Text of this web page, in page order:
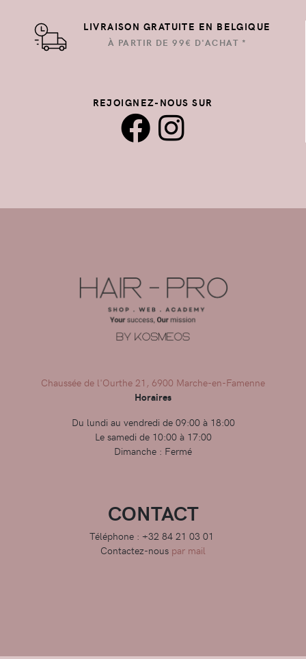
LIVRAISON GRATUITE EN BELGIQUE
À PARTIR DE 99€ D'ACHAT *
REJOIGNEZ-NOUS SUR
Chaussée de l'Ourthe 21, 6900 Marche-en-Famenne
Horaires
Du lundi au vendredi de 09:00 à 18:00
Le samedi de 10:00 à 17:00
Dimanche : Fermé
CONTACT
Téléphone : +32 84 21 03 01
Contactez-nous par mail